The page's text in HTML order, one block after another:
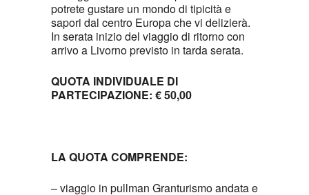
potrete gustare un mondo di tipicità e
sapori dal centro Europa che vi delizierà.
In serata inizio del viaggio di ritorno con
arrivo a Livorno previsto in tarda serata.
QUOTA INDIVIDUALE DI
PARTECIPAZIONE: € 50,00
LA QUOTA COMPRENDE:
– viaggio in pullman Granturismo andata e